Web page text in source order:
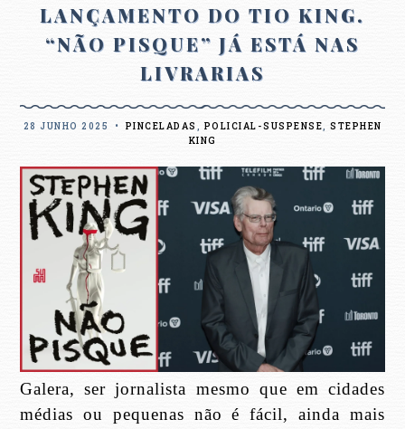
LANÇAMENTO DO TIO KING.
“NÃO PISQUE” JÁ ESTÁ NAS
LIVRARIAS
28 JUNHO 2025 • PINCELADAS , POLICIAL-SUSPENSE, STEPHEN
KING
Galera, ser jornalista mesmo que em cidades
médias ou pequenas não é fácil, ainda mais